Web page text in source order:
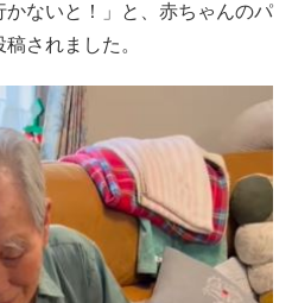
かないと！」と、赤ちゃんのパ
されました。